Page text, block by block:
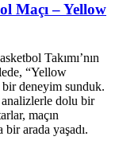
Maçı – Yellow
Takımı’nın
“Yellow
bir deneyim sunduk.
dolu bir
maçın
arada yaşadı.